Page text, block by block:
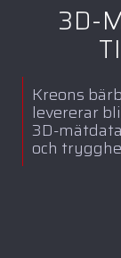
3D-
Kreons
levererar
3D-
och